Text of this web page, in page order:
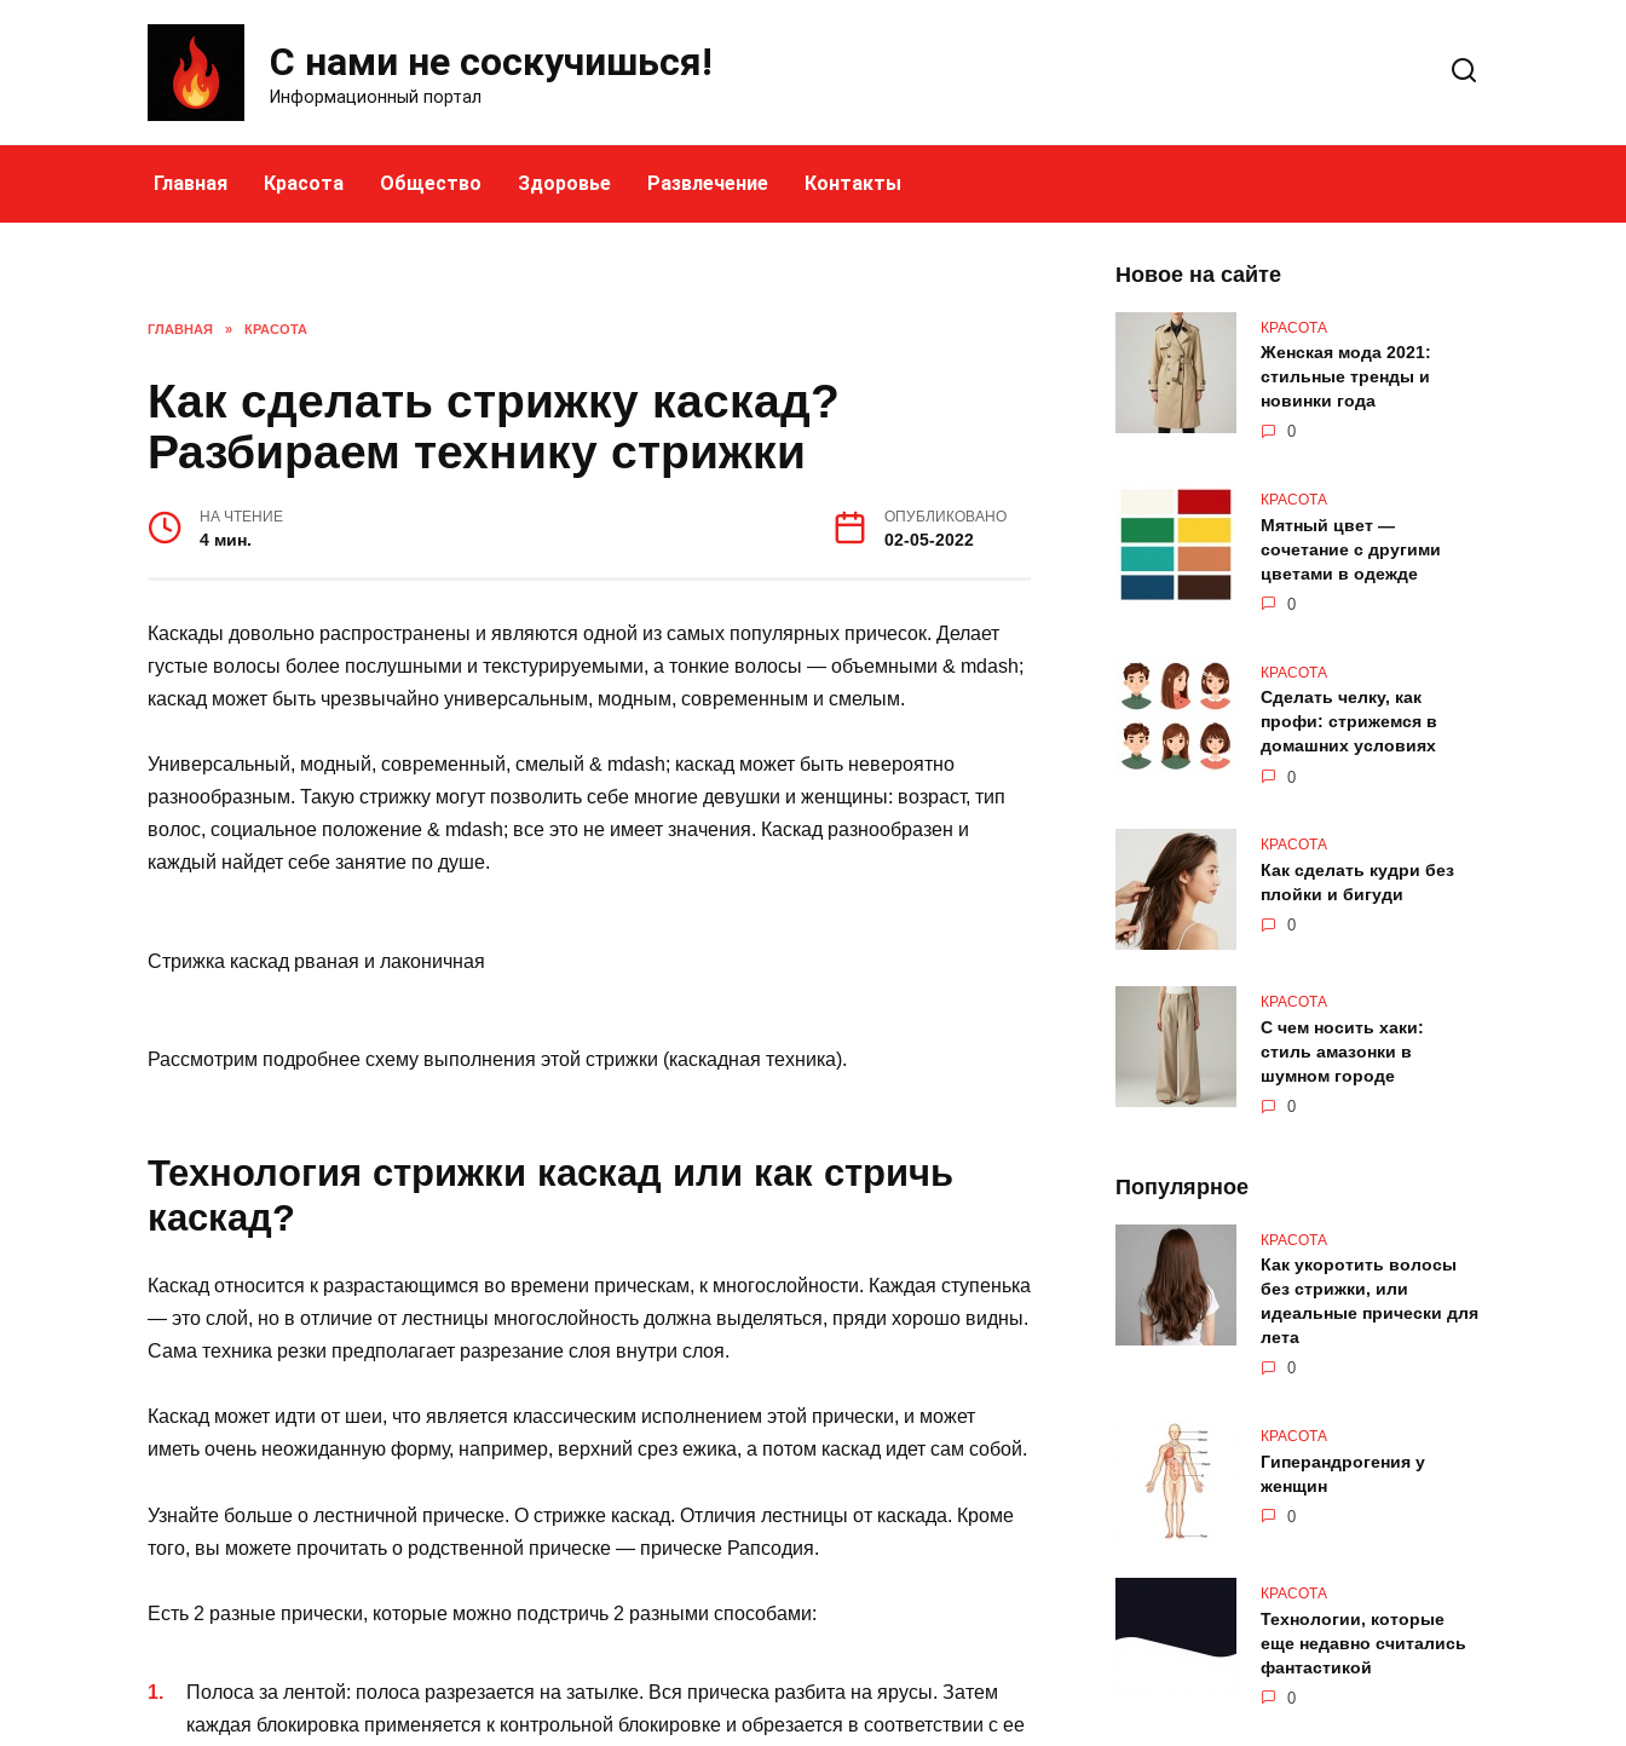
С нами не соскучишься!
Информационный портал
Главная Красота Общество Здоровье Развлечение Контакты
ГЛАВНАЯ » КРАСОТА
Как сделать стрижку каскад?
Разбираем технику стрижки
НА ЧТЕНИЕ
4 мин.
ОПУБЛИКОВАНО
02-05-2022
Каскады довольно распространены и являются одной из самых популярных причесок. Делает
густые волосы более послушными и текстурируемыми, а тонкие волосы — объемными & mdash;
каскад может быть чрезвычайно универсальным, модным, современным и смелым.
Универсальный, модный, современный, смелый & mdash; каскад может быть невероятно
разнообразным. Такую стрижку могут позволить себе многие девушки и женщины: возраст, тип
волос, социальное положение & mdash; все это не имеет значения. Каскад разнообразен и
каждый найдет себе занятие по душе.
Стрижка каскад рваная и лаконичная
Рассмотрим подробнее схему выполнения этой стрижки (каскадная техника).
Технология стрижки каскад или как стричь
каскад?
Каскад относится к разрастающимся во времени прическам, к многослойности. Каждая ступенька
— это слой, но в отличие от лестницы многослойность должна выделяться, пряди хорошо видны.
Сама техника резки предполагает разрезание слоя внутри слоя.
Каскад может идти от шеи, что является классическим исполнением этой прически, и может
иметь очень неожиданную форму, например, верхний срез ежика, а потом каскад идет сам собой.
Узнайте больше о лестничной прическе. О стрижке каскад. Отличия лестницы от каскада. Кроме
того, вы можете прочитать о родственной прическе — прическе Рапсодия.
Есть 2 разные прически, которые можно подстричь 2 разными способами:
Полоса за лентой: полоса разрезается на затылке. Вся прическа разбита на ярусы. Затем
каждая блокировка применяется к контрольной блокировке и обрезается в соответствии с ее
Новое на сайте
КРАСОТА
Женская мода 2021:
стильные тренды и
новинки года
0
КРАСОТА
Мятный цвет —
сочетание с другими
цветами в одежде
0
КРАСОТА
Сделать челку, как
профи: стрижемся в
домашних условиях
0
КРАСОТА
Как сделать кудри без
плойки и бигуди
0
КРАСОТА
С чем носить хаки:
стиль амазонки в
шумном городе
0
Популярное
КРАСОТА
Как укоротить волосы
без стрижки, или
идеальные прически для
лета
0
КРАСОТА
Гиперандрогения у
женщин
0
КРАСОТА
Технологии, которые
еще недавно считались
фантастикой
0